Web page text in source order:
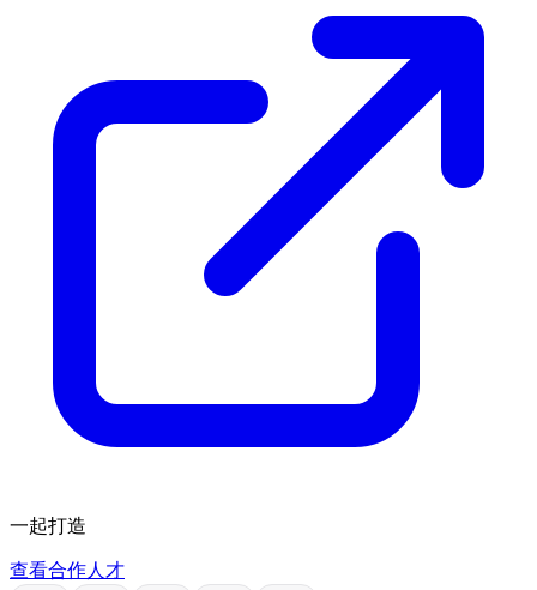
一起打造
查看合作人才